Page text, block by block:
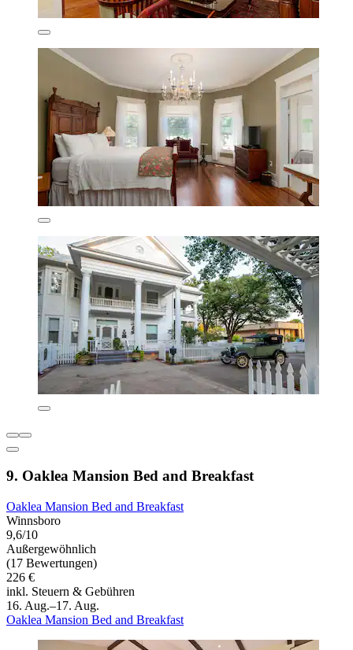
9. Oaklea Mansion Bed and Breakfast
Oaklea Mansion Bed and Breakfast
Winnsboro
9,6/10
Außergewöhnlich
(17 Bewertungen)
226 €
inkl. Steuern & Gebühren
16. Aug.–17. Aug.
Oaklea Mansion Bed and Breakfast